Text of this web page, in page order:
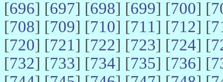
[696] [697] [698] [699] [700] [
[708] [709] [710] [711] [712] [
[720] [721] [722] [723] [724] [
[732] [733] [734] [735] [736] [